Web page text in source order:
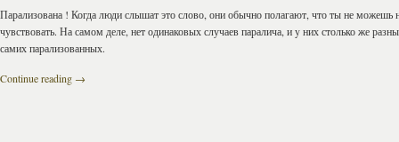
Парализована ! Когда люди слышат это слово, они обычно полагают, что ты не можешь
чувствовать. На самом деле, нет одинаковых случаев паралича, и y них столько же
самих парализованных.
Continue reading →